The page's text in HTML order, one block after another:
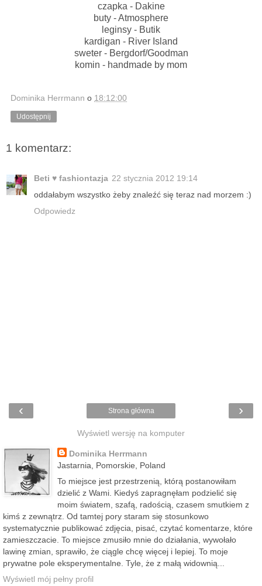
czapka - Dakine
buty - Atmosphere
leginsy - Butik
kardigan - River Island
sweter - Bergdorf/Goodman
komin - handmade by mom
Dominika Herrmann o 18:12:00
Udostępnij
1 komentarz:
Beti ♥ fashiontazja 22 stycznia 2012 19:14
oddałabym wszystko żeby znaleźć się teraz nad morzem :)
Odpowiedz
‹ ›
Strona główna
Wyświetl wersję na komputer
Dominika Herrmann
Jastarnia, Pomorskie, Poland
To miejsce jest przestrzenią, którą postanowiłam
dzielić z Wami. Kiedyś zapragnęłam podzielić się
moim światem, szafą, radością, czasem smutkiem z
kimś z zewnątrz. Od tamtej pory staram się stosunkowo
systematycznie publikować zdjęcia, pisać, czytać komentarze, które
zamieszczacie. To miejsce zmusiło mnie do działania, wywołało
lawinę zmian, sprawiło, że ciągle chcę więcej i lepiej. To moje
prywatne pole eksperymentalne. Tyle, że z małą widownią...
Wyświetl mój pełny profil